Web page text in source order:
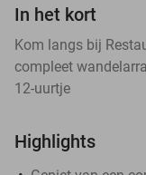
In het kort
Kom langs bij
compleet
12-uurtje
Highlights